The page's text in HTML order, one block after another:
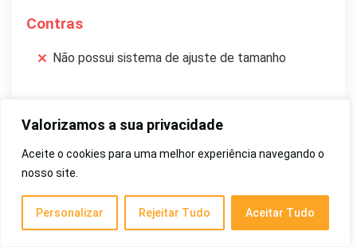
Valorizamos a sua privacidade
Aceite o cookies para uma melhor experiência navegando o
nosso site.
Personalizar Rejeitar Tudo Aceitar Tudo
Contras
Não possui sistema de ajuste de tamanho
Essa é uma opção um pouco mais simples, porém cheia de
qualidade: oPatins Quad Star 350 Girl, da Roller Derby
Com um design clássico de bota branca e forro de
secagem rápida, ele oferece conforto e leveza para quem
está começando ou já tem experiência na patinação.